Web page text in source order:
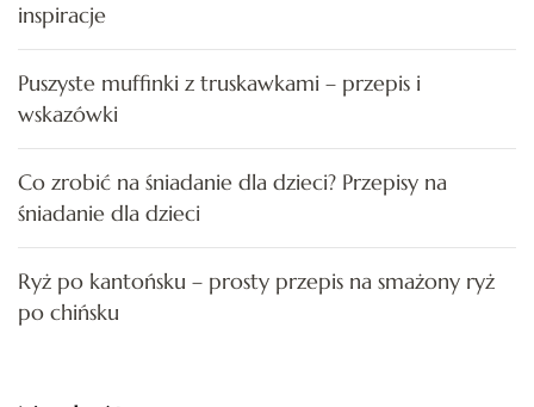
inspiracje
Puszyste muffinki z truskawkami – przepis i
wskazówki
Co zrobić na śniadanie dla dzieci? Przepisy na
śniadanie dla dzieci
Ryż po kantońsku – prosty przepis na smażony ryż
po chińsku